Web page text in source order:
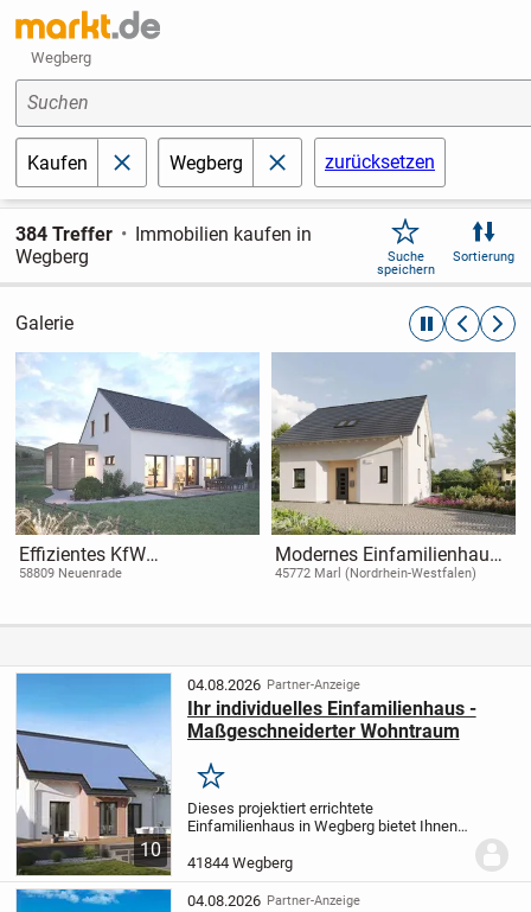
Wegberg
Suchen
Kaufen schließenWegberg schließenzurücksetzen
384 Treffer
Immobilien kaufen in
Wegberg
Suche
speichern
Sortierung
Galerie automatische
Effizientes KfW
Einfamilienhaus auf 550 m²
58809 Neuenrade
Modernes Einfamilienhaus
in Marl - Individuell
ausgestattet
45772 Marl (Nordrhein-Westfalen)
10
04.08.2026 Partner-Anzeige
Ihr individuelles Einfamilienhaus -
Maßgeschneiderter Wohntraum
Merken
Dieses projektiert errichtete
Einfamilienhaus in Wegberg bietet Ihnen
Ihren persönlichen Wünschen und
Vorstellungen zu verwirklichen. Mit 5,0
Zimmern und einer...
41844 Wegberg
04.08.2026 Partner-Anzeige